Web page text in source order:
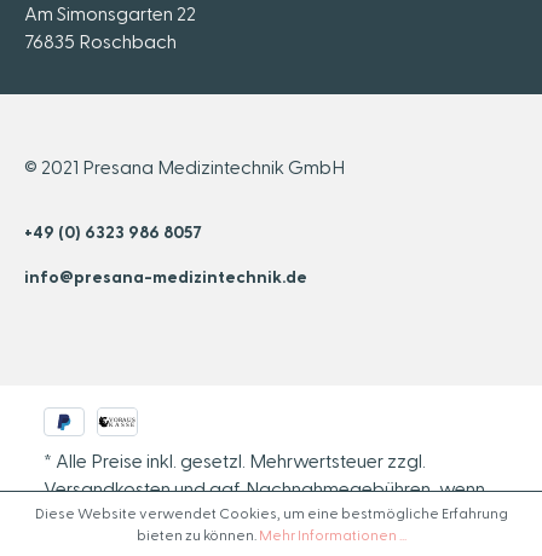
Am Simonsgarten 22
76835 Roschbach
© 2021 Presana Medizintechnik GmbH
+49 (0) 6323 986 8057
info@presana-medizintechnik.de
* Alle Preise inkl. gesetzl. Mehrwertsteuer zzgl.
Versandkostenund ggf. Nachnahmegebühren, wenn
nicht anders angegeben.
Diese Website verwendet Cookies, um eine bestmögliche Erfahrung
bieten zu können. Mehr Informationen ...